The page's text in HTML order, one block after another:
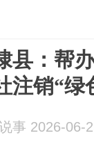
县：帮
注销“绿
事 2026-06-